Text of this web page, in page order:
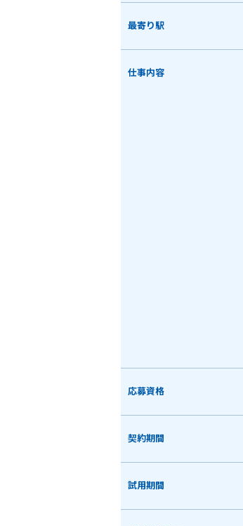
最寄り駅
仕事内容
応募資格
契約期間
試用期間